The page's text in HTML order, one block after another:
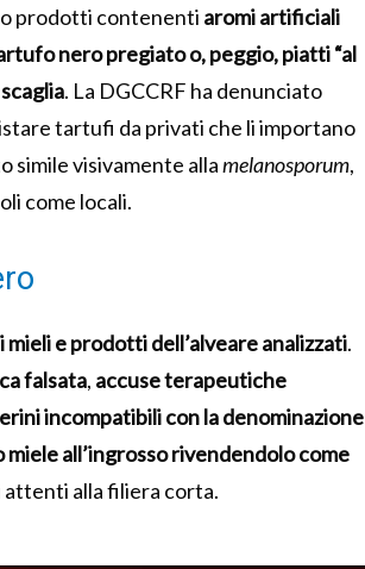
prodotti contenenti aromi artificiali
nero pregiato o, peggio, piatti “al
. La DGCCRF ha denunciato
tartufi da privati che li importano
simile visivamente allamelanosporum,
come locali.
mieli e prodotti dell’alveare analizzati.
falsata, accuse terapeutiche
incompatibili con la denominazione
miele all’ingrosso rivendendolo come
attenti alla filiera corta.